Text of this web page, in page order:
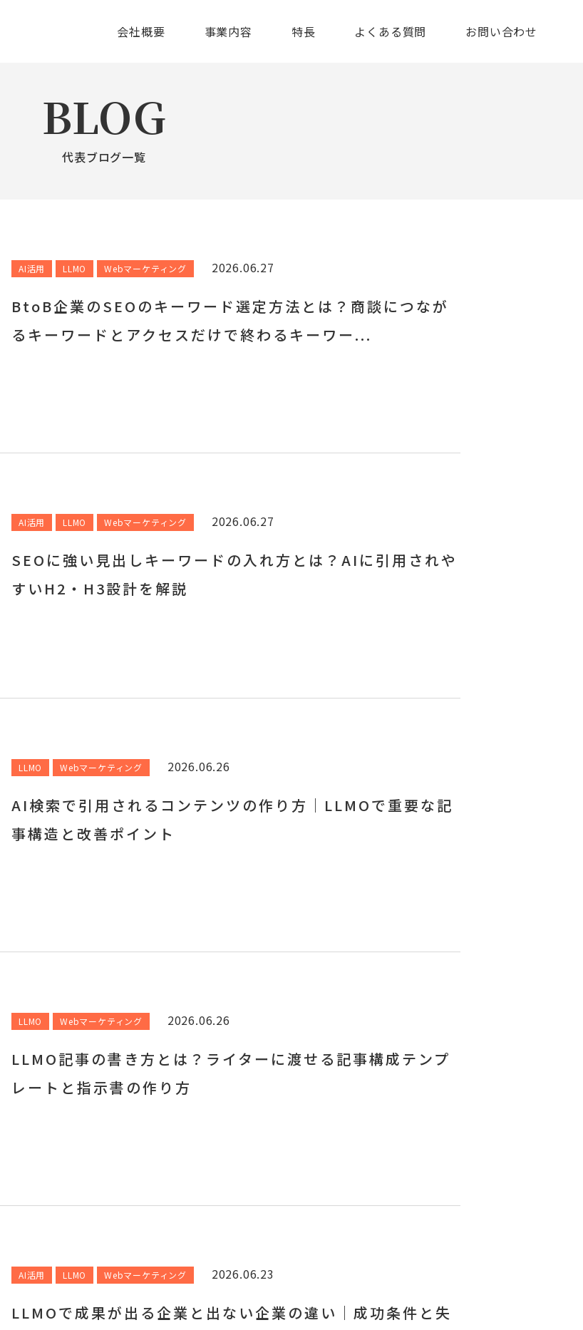
会社概要 事業内容 特長 よくある質問 お問い合わせ
BLOG
代表ブログ一覧
AI活用 LLMO Webマーケティング 2026.06.27
BtoB企業のSEOのキーワード選定方法とは？商談につなが
るキーワードとアクセスだけで終わるキーワー...
AI活用 LLMO Webマーケティング 2026.06.27
SEOに強い見出しキーワードの入れ方とは？AIに引用されや
すいH2・H3設計を解説
LLMO Webマーケティング 2026.06.26
AI検索で引用されるコンテンツの作り方｜LLMOで重要な記
事構造と改善ポイント
LLMO Webマーケティング 2026.06.26
LLMO記事の書き方とは？ライターに渡せる記事構成テンプ
レートと指示書の作り方
AI活用 LLMO Webマーケティング 2026.06.23
LLMOで成果が出る企業と出ない企業の違い｜成功条件と失